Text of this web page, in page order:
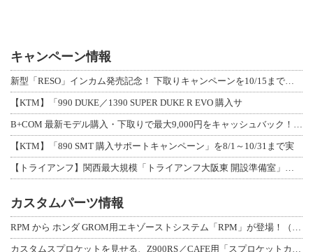
キャンペーン情報
【KTM】「990 DUKE／1390 SUPER DUKE R EVO 購入サ
【KTM】「890 SMT 購入サポートキャンペーン」を8/1～10/31まで実
カスタムパーツ情報